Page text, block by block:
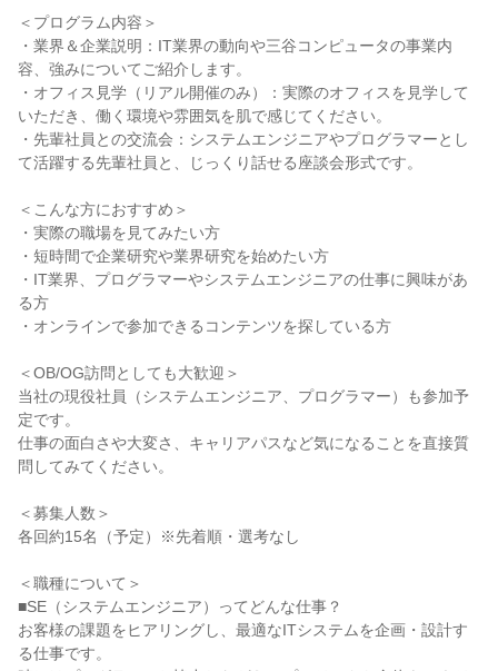
＜プログラム内容＞
・業界＆企業説明：IT業界の動向や三谷コンピュータの事業内
容、強みについてご紹介します。
・オフィス見学（リアル開催のみ）：実際のオフィスを見学して
いただき、働く環境や雰囲気を肌で感じてください。
・先輩社員との交流会：システムエンジニアやプログラマーとし
て活躍する先輩社員と、じっくり話せる座談会形式です。
＜こんな方におすすめ＞
・実際の職場を見てみたい方
・短時間で企業研究や業界研究を始めたい方
・IT業界、プログラマーやシステムエンジニアの仕事に興味があ
る方
・オンラインで参加できるコンテンツを探している方
＜OB/OG訪問としても大歓迎＞
当社の現役社員（システムエンジニア、プログラマー）も参加予
定です。
仕事の面白さや大変さ、キャリアパスなど気になることを直接質
問してみてください。
＜募集人数＞
各回約15名（予定）※先着順・選考なし
＜職種について＞
■SE（システムエンジニア）ってどんな仕事？
お客様の課題をヒアリングし、最適なITシステムを企画・設計す
る仕事です。